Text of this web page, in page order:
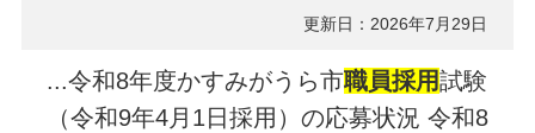
更新日：2026年7月29日
...令和8年度かすみがうら市職員採用試験
（令和9年4月1日採用）の応募状況 令和8